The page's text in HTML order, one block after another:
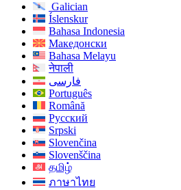
Galician
Íslenskur
Bahasa Indonesia
Македонски
Bahasa Melayu
नेपाली
فارسی
Português
Română
Русский
Srpski
Slovenčina
Slovenščina
தமிழ்
ภาษาไทย